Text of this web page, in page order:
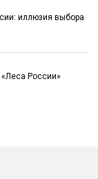
иллюзия выбора
России»